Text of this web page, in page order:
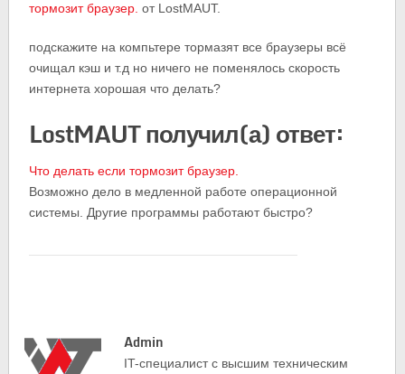
тормозит браузер. от LostMAUT.
подскажите на компьтере тормазят все браузеры всё
очищал кэш и т.д но ничего не поменялось скорость
интернета хорошая что делать?
LostMAUT получил(а) ответ:
Что делать если тормозит браузер.
Возможно дело в медленной работе операционной
системы. Другие программы работают быстро?
Admin
IT-cпециалист с высшим техническим